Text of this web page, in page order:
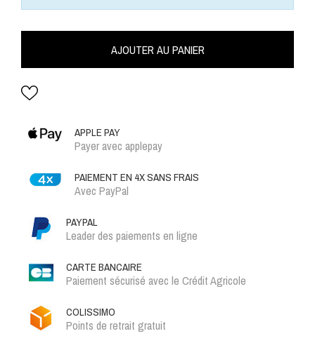
AJOUTER AU PANIER
APPLE PAY
Payer avec applepay
PAIEMENT EN 4X SANS FRAIS
Avec PayPal
PAYPAL
Leader des paiements en ligne
CARTE BANCAIRE
Paiement sécurisé avec le Crédit Agricole
COLISSIMO
Points de retrait gratuit